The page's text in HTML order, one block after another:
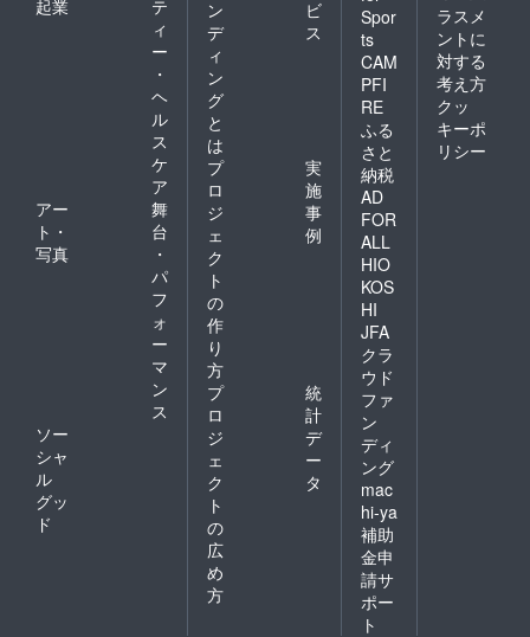
起業
テ
ィ
ー
・
ヘ
ル
ス
ケ
ア
アー
ト・
写真
舞
台
・
パ
フ
ォ
ー
マ
ン
ス
ソー
シャ
ル
グッ
ド
ン
デ
ィ
ン
グ
と
は
ビ
ス
プ
ロ
ジ
ェ
ク
ト
の
作
り
方
実
施
事
例
プ
ロ
ジ
ェ
ク
ト
の
広
め
方
統
計
デ
ー
タ
Spor
ts
CAM
PFI
RE
ふる
さと
納税
AD
FOR
ALL
HIO
KOS
HI
JFA
クラ
ウド
ファ
ン
ディ
ング
mac
hi-ya
補助
金申
請サ
ポー
ト
ラスメ
ントに
対する
考え方
クッ
キーポ
リシー